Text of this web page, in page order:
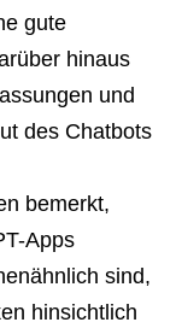
gute
hinaus
und
des Chatbots
bemerkt,
Apps
sind,
hinsichtlich